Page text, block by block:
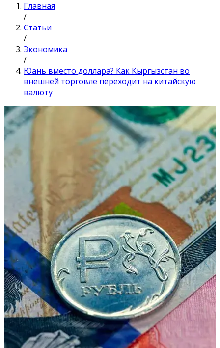
Главная
/
Статьи
/
Экономика
/
Юань вместо доллара? Как Кыргызстан во
внешней торговле переходит на китайскую
валюту